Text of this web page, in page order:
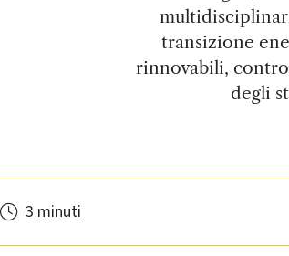
transizione
rinnovabili,
degli
3 minuti